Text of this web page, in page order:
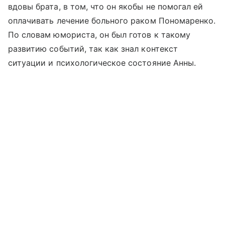
вдовы брата, в том, что он якобы не помогал ей
оплачивать лечение больного раком Пономаренко.
По словам юмориста, он был готов к такому
развитию событий, так как знал контекст
ситуации и психологическое состояние Анны.